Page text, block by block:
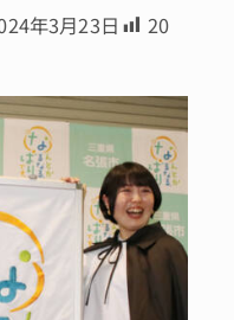
年3月23日 20